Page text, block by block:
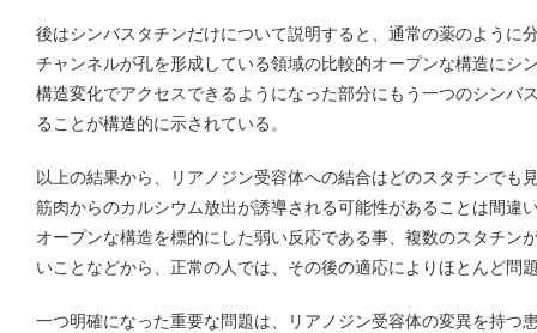
後はシンバスタチンだけについて説明すると、通常の薬のように
チャンネルが孔を形成している領域の比較的オープンな構造にシ
構造変化でアクセスできるようになった部分にもう一つのシンバ
ることが構造的に示されている。
以上の結果から、リアノジン受容体への結合はどのスタチンでも
筋肉からのカルシウム放出が誘導される可能性があることは間違
オープンな構造を標的にした弱い反応である事、複数のスタチン
いことなどから、正常の人では、その後の適応によりほとんど問
一つ明確になった重要な問題は、リアノジン受容体の変異を持つ